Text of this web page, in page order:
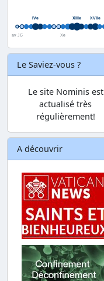
Le Saviez-vous ?
Le site Nominis est
actualisé très
régulièrement!
A découvrir